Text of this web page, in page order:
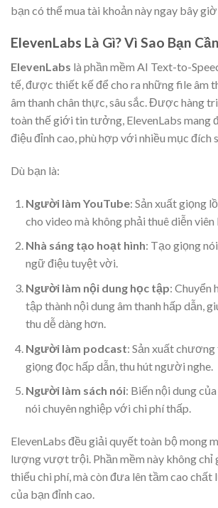
bạn có thể mua tài khoản này ngay bây
ElevenLabs Là Gì? Vì Sao Bạn
ElevenLabs là phần mềm AI Text-to-
tế, được thiết kế để cho ra những file âm
âm thanh chân thực, sâu sắc. Được hàng
toàn thế giới tin tưởng, ElevenLabs mang
điệu đỉnh cao, phù hợp với nhiều mục đích
Dù bạn là:
Người làm YouTube: Sản xuất giọng
cho video mà không phải thuê diễn viên
Nhà sáng tạo hoạt hình: Tạo giọng
ngữ điệu tuyệt vời.
Người làm nội dung học tập: Chuyển
tập thành nội dung âm thanh hấp dẫn,
thu dễ dàng hơn.
Người làm podcast: Sản xuất
giọng đọc hấp dẫn, thu hút người nghe.
Người làm sách nói: Biến nội dung
nói chuyên nghiệp với chi phí thấp.
ElevenLabs đều giải quyết toàn bộ mong
lượng vượt trội. Phần mềm này không chỉ
thiểu chi phí, mà còn đưa lên tầm cao chất
của bạn đỉnh cao.